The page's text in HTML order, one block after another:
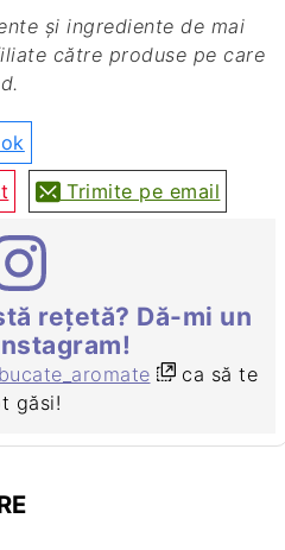
către produse pe care
Trimite pe email
rețetă? Dă-mi un
ca să te
găsi!